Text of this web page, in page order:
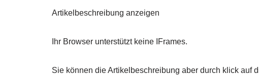
Artikelbeschreibung anzeigen
Ihr Browser unterstützt keine IFrames.
Sie können die Artikelbeschreibung aber durch klick auf